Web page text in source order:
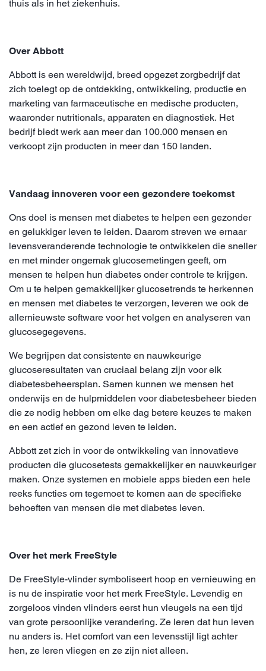
thuis als in het ziekenhuis.
Over Abbott
Abbott is een wereldwijd, breed opgezet zorgbedrijf dat
zich toelegt op de ontdekking, ontwikkeling, productie en
marketing van farmaceutische en medische producten,
waaronder nutritionals, apparaten en diagnostiek. Het
bedrijf biedt werk aan meer dan 100.000 mensen en
verkoopt zijn producten in meer dan 150 landen.
Vandaag innoveren voor een gezondere toekomst
Ons doel is mensen met diabetes te helpen een gezonder
en gelukkiger leven te leiden. Daarom streven we ernaar
levensveranderende technologie te ontwikkelen die sneller
en met minder ongemak glucosemetingen geeft, om
mensen te helpen hun diabetes onder controle te krijgen.
Om u te helpen gemakkelijker glucosetrends te herkennen
en mensen met diabetes te verzorgen, leveren we ook de
allernieuwste software voor het volgen en analyseren van
glucosegegevens.
We begrijpen dat consistente en nauwkeurige
glucoseresultaten van cruciaal belang zijn voor elk
diabetesbeheersplan. Samen kunnen we mensen het
onderwijs en de hulpmiddelen voor diabetesbeheer bieden
die ze nodig hebben om elke dag betere keuzes te maken
en een actief en gezond leven te leiden.
Abbott zet zich in voor de ontwikkeling van innovatieve
producten die glucosetests gemakkelijker en nauwkeuriger
maken. Onze systemen en mobiele apps bieden een hele
reeks functies om tegemoet te komen aan de specifieke
behoeften van mensen die met diabetes leven.
Over het merk FreeStyle
De FreeStyle-vlinder symboliseert hoop en vernieuwing en
is nu de inspiratie voor het merk FreeStyle. Levendig en
zorgeloos vinden vlinders eerst hun vleugels na een tijd
van grote persoonlijke verandering. Ze leren dat hun leven
nu anders is. Het comfort van een levensstijl ligt achter
hen, ze leren vliegen en ze zijn niet alleen.